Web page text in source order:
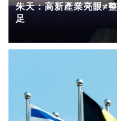
朱天：高新產業亮眼≠
足